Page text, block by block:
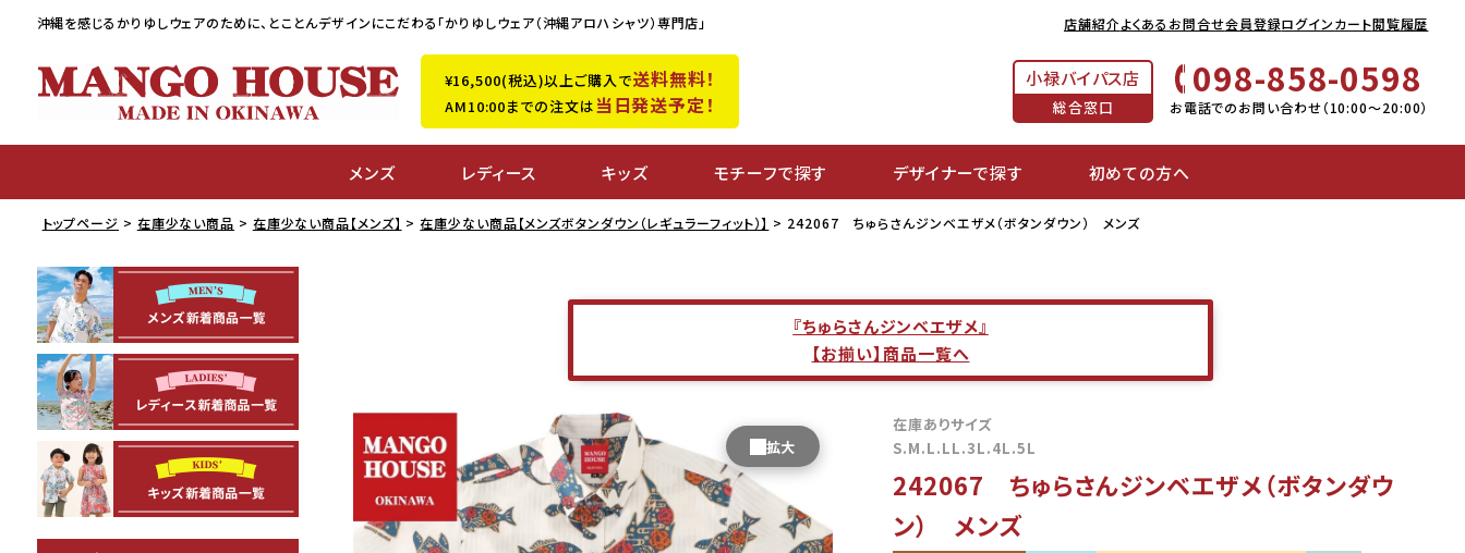
沖縄を感じるかりゆしウェアのために、 とことんデザインにこだわる「かりゆしウェア（沖縄アロハシャツ）専門店」 店舗紹介よくあるお問合せ会員登録ログインカート閲覧履歴
¥16,500(税込)以上ご購入で送料無料！
AM10:00までの注文は当日発送予定！
小禄バイパス店
総合窓口
098-858-0598
お電話でのお問い合わせ（10:00～20:00）
メンズ レディース キッズ モチーフで探す デザイナーで探す 初めての方へ
トップページ 在庫少ない商品 在庫少ない商品【メンズ】 在庫少ない商品【メンズボタンダウン（レギュラーフィット）】 242067 ちゅらさんジンベエザメ（ボタンダウン） メンズ
『ちゅらさんジンベエザメ』
【お揃い】商品一覧へ
在庫ありサイズ
S.M.L.LL.3L.4L.5L
242067 ちゅらさんジンベエザメ（ボタンダウ
ン） メンズ